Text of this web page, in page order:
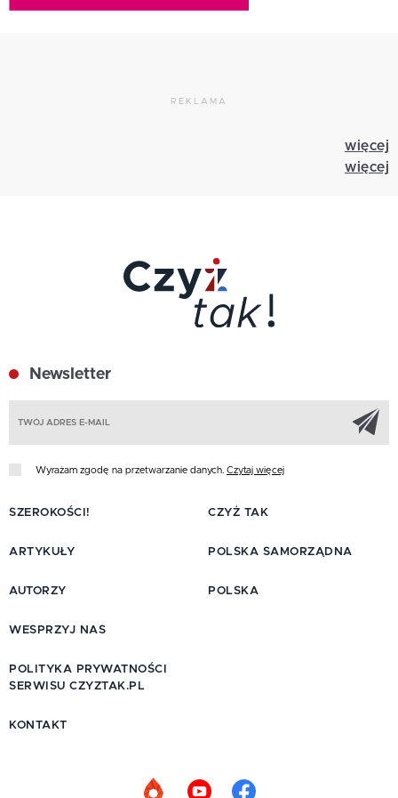
REKLAMA
więcej
więcej
Newsletter
Wyrażam zgodę na przetwarzanie danych. Czytaj więcej
SZEROKOŚCI!
ARTYKUŁY
AUTORZY
CZYŻ TAK
POLSKA SAMORZĄDNA
POLSKA
WESPRZYJ NAS
POLITYKA PRYWATNOŚCI
SERWISU CZYZTAK.PL
KONTAKT